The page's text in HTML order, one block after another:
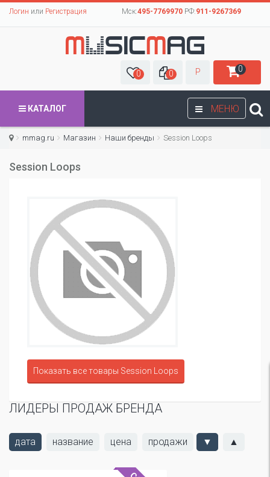
Логин или Регистрация Мск:495-7769970РФ:911-9267369
0 0 Р 0
МЕНЮ
КАТАЛОГ
mmag.ru Магазин Наши бренды Session Loops
Session Loops
Показать все товары Session Loops
ЛИДЕРЫ ПРОДАЖ БРЕНДА
дата название цена продажи ▼ ▲